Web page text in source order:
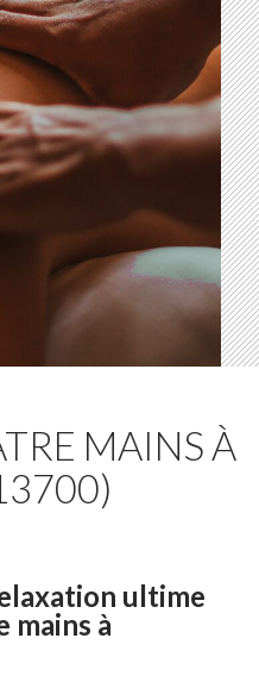
MAINS À
ultime
mains à